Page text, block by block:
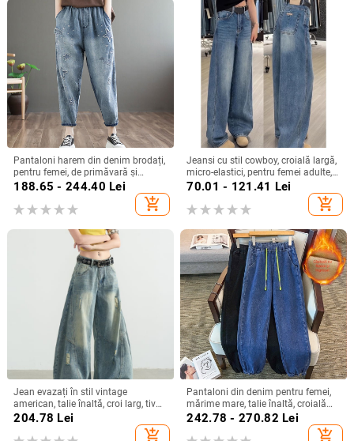
Pantaloni harem din denim brodați,
pentru femei, de primăvară și
toamnă, lejeri, plus mărime, cu talie
elastică, retro, distressed, casual,
crop
188.65 - 244.40 Lei
add_shopping_cart
Jeansi cu stil cowboy, croială largă,
micro-elastici, pentru femei adulte,
iarna 2025
70.01 - 121.41 Lei
add_shopping_cart
Jean evazați în stil vintage
american, talie înaltă, croi larg, tiv
curbat, pentru femei
204.78 Lei
add_shopping_cart
Pantaloni din denim pentru femei,
mărime mare, talie înaltă, croială
lejeră, casual și de lucru
242.78 - 270.82 Lei
add_shopping_cart